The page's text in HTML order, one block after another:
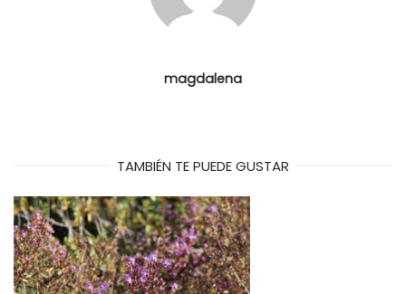
magdalena
TAMBIÉN TE PUEDE GUSTAR